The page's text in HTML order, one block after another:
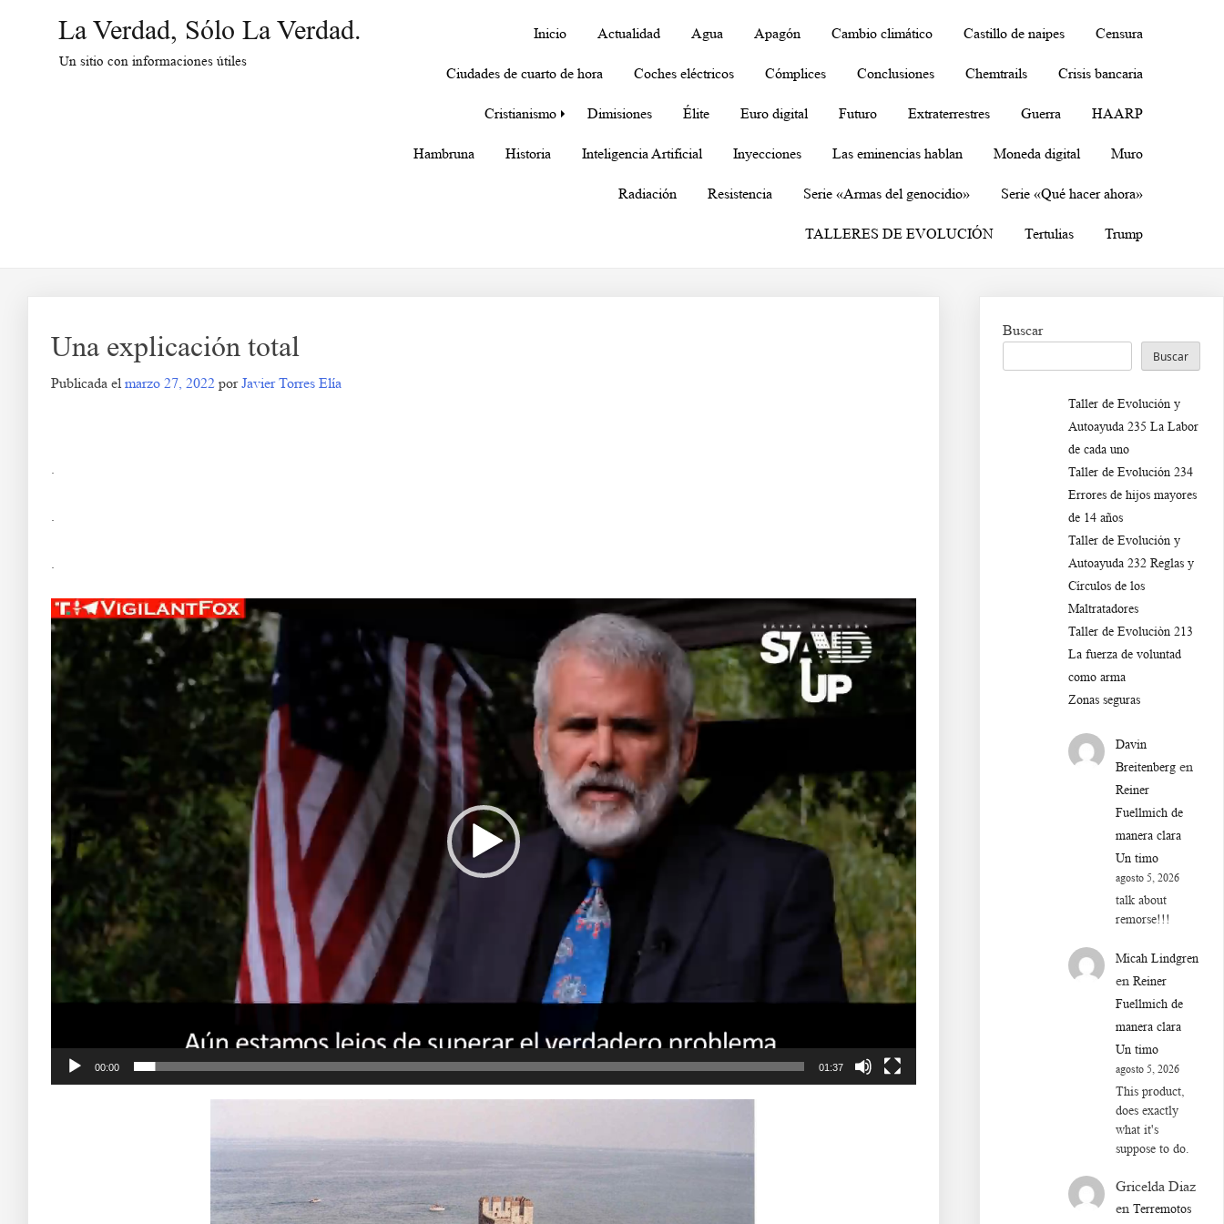
La Verdad, Sólo La Verdad.
Un sitio con informaciones útiles
Inicio Actualidad Agua Apagón Cambio climático Castillo de naipes Censura
Ciudades de cuarto de hora Coches eléctricos Cómplices Conclusiones Chemtrails Crisis bancaria
Cristianismo Dimisiones Élite Euro digital Futuro Extraterrestres Guerra HAARP
Hambruna Historia Inteligencia Artificial Inyecciones Las eminencias hablan Moneda digital Muro
Radiación Resistencia Serie «Armas del genocidio» Serie «Qué hacer ahora»
TALLERES DE EVOLUCIÓN Tertulias Trump
Una explicación total
Publicada el marzo 27, 2022 porJavier Torres Elía
Reproductor
de
vídeo
00:00 01:37
Buscar
Buscar
Taller de Evolución y
Autoayuda 235 La Labor
de cada uno
Taller de Evolución 234
Errores de hijos mayores
de 14 años
Taller de Evolución y
Autoayuda 232 Reglas y
Círculos de los
Maltratadores
Taller de Evoluciòn 213
La fuerza de voluntad
como arma
Zonas seguras
Davin
Breitenberg en
Reiner
Fuellmich de
manera clara
Un timo
agosto 5, 2026
talk about
remorse!!!
Micah Lindgren
enReiner
Fuellmich de
manera clara
Un timo
agosto 5, 2026
This product,
does exactly
what it's
suppose to do.
Gricelda Diaz
enTerremotos